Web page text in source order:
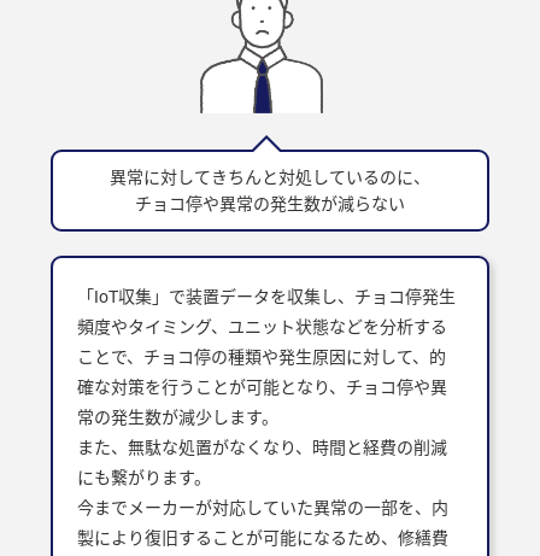
異常に対してきちんと対処しているのに、
チョコ停や異常の発生数が減らない
「IoT収集」で装置データを収集し、チョコ停発生
頻度やタイミング、ユニット状態などを分析する
ことで、チョコ停の種類や発生原因に対して、的
確な対策を行うことが可能となり、チョコ停や異
常の発生数が減少します。
また、無駄な処置がなくなり、時間と経費の削減
にも繋がります。
今までメーカーが対応していた異常の一部を、内
製により復旧することが可能になるため、修繕費